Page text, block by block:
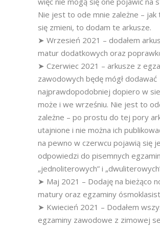
Nie jest to ode mnie zależne – jak
się zmieni, to dodam te arkusze.
➤ Wrzesień 2021 – dodałem
matur dodatkowych oraz
➤ Czerwiec 2021 – arkusze z
zawodowych będę mógł dodawać
najprawdopodobniej dopiero w
może i we wrześniu. Nie jest to
zależne – po prostu do tej pory
utajnione i nie można ich
na pewno w czerwcu pojawią się
odpowiedzi do pisemnych
„jednoliterowych” i
➤ Maj 2021 – Dodaję na bieżąco
matury oraz egzaminy
➤ Kwiecień 2021 – Dodałem
egzaminy zawodowe z zimowej